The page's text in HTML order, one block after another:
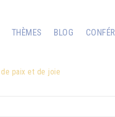
THÈMES BLOG
paix et de joie